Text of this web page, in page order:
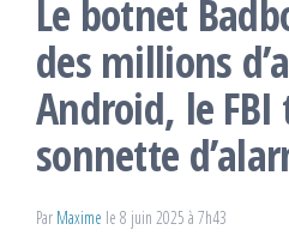
Le botnet
des millions
Android, le
sonnette
Par Maxime le 8 juin 2025 à 7h43